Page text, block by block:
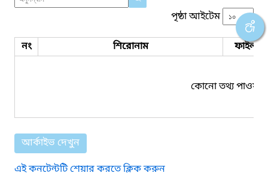
পৃষ্ঠা আইটেম
নং শিরোনাম ফাইল
কোনো তথ্য পাওয়া
আর্কাইভ দেখুন
এই কনটেন্টটি শেয়ার করতে ক্লিক করুন